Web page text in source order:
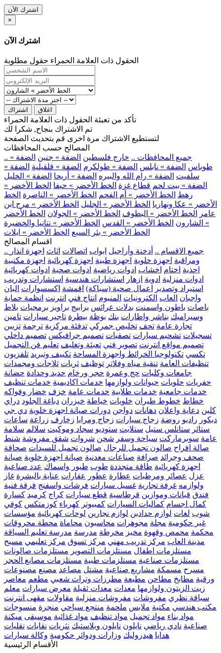
اشترك الآن
×
اشترك الآن
الحقول ذات العلامة الحمراء حقول مطلوبة
اشتراك اغلاق
تأكد من تعبئة الحقول ذات العلامة الحمراء
تم الاشتراك بنجاح, شكرا لك
لتستطيع الاشتراك مرة اخرى قم بتحديث الصفحة
المصالح حسب المحافظات
.. جميع المحافظات .. خارج فلسطين الضفة » جنين الضفة »
طوباس الضفة » نابلس الضفة » طولكرم الضفة » قلقيلية الضفة »
سلفيت الضفة » رام الله والبيره الضفة » أريحا الضفة » الخليل
الضفة » بيت لحم قطاع غزة الخط الأخضر » حيفا الخط الأخضر »
رهط الخط الأخضر » أم الفحم الخط الأخضر » الناصرة الخط
الأخضر » عكا ونهاريا الخط الأخضر » الجليل الخط الأخضر » مرج ابن
عامر
الخط الأخضر » البطوف الخط الأخضر » الجولان الخط الأخضر
» الشارون الخط الأخضر » القدس الخط الأخضر » نتانيا والخضيرة
الخط الأخضر » بئر السبع الخط الأخضر » ايلات
اقسام المصالح
.. جميع الاقسام .. أدخنة وأراجيل ابواب اتصالات اثاث اجهزة انذار
ومراقبة اجهزة خلوية اجهزة طبية اجهزة كهربائية اجهزة مكتبية
احذية اختام اخشاب ادوات رياضية ادوات صحية ادوات كهربائية
ادوات منزلية ادوية ازهار استشارات هندسية استشارات وتدريب
استيراد وتصدير
اعمال صحية (سباكة) اقمشة اكسسوارات البان
واجبان العاب الكترونيات المنيوم انتاج فني انترنت انظمة حماية
باصات باطون واسمنت بدلات عرائس برابيج براويز برمجيات بلاط
وسيراميك بناشر واطارات بنك بوظة بيطرة تاجير سيارات تامين
تجارة عامة تحف تخليص جمركي تدفئة مركزية ترجمة تزيين
تسجيلات تشحيم سيارات تصفيات تصميم جرافيكس تصميم داخلي
تصميم مواقع انترنت تصوير فني تعبئة وتغليف تعليم فن التجميل
تكسي تكنولوجيا الخرائط واجهزة المساحة تكييف وتبريد تلفزيون
تنظيفات العامة تنقية مياه وفلاتر توظيف ثريات ثلاجات ومجمدات
جامعات وكليات حج وعمرة حجر ورخام حديد وحدادة حضانة
حفريات حلويات حيوانات ولوازمها خدمات اكاديمية خدمات تنظيف
خدمات جامعية خدمات طلابية خدمات عامة خزف خضار وفواكه
خطاط خطوط طيران خلويات خياطة خيزران دباغة الجلود دراي
كلين دعاية واعلان دهانات دواجن دورات صيانة اجهزة خلوية دي جي
ديكور راديو روضة زجاج سيارات زجاج ومرايا زخارف زراعة ساعات
ستائر ستانلس ستيل ستلايت ستوديو سجاد وموكيت سلالم سلامة
عامة سوبرماركت سياحة وسفر شحن شروات شقق مفروشة شنط
صالة افراح صالون تجميل للرجال صالون تجميل للسيدات صحافة
صحف وجرائد صرافة صناعات معدنية صيانة اجهزة خلوية صيانة
اجهزة كهربائية طاقة متجددة طوب طيور واسماك عدد صناعية
عزل عصائر ومرطبات عطارة عطور عقارات عناية بالبشرة غاز
ولوازمه غرفة تجارية غسيل سيارات فرشات واسفنج فرقة فنية
فندق قبانات وموازين قرطاسية قطع سيارات كراج كرميد كسارة
كمال اجسام كماليات السيارات كمبيوتر كهرباء كوزمتكس كوفي
شوب لغات لوازم حدادين لوازم نجارين لوحات كهربائية مؤسسات
غير حكومية مجلة مجوهرات محاسبون محاماة محطة محروقات
محكمة محمص وقهوة مخبز مخرطة مدرسة مدرسة تعليم السياقة
مدينة العاب مركز تدريب مهني مركز تسوق مركز تعليمي مسبح
مستلزمات اطفال مستلزمات التصوير مستلزمات صالونات
مستلزمات صناعية مستلزمات طبية مستلزمات مصانع الحجر
مسرح مسمكة مشاريع صناعية مشتل مصاعد مصنع مصنوعات
ورقية مطابخ مطاحن مطبعة مطرزات وتراث شعبي مطعم معاصر
زيت الزيتون ولوازمها معدات معدات ثقيلة معرض سيارات معلم
سياقة نظري مفروشات مفروشات منزلية مقاولات مقهى انترنت
مكتب هندسي مكتبة ملابس ملحمة منتجع سياحي منجرة منسوجات
مواد بناء مواد تجميل مواد تنظيف مواد غذائية موسيقى ميكنة
صناعية نادي رياضي نايلون نايلون وبلاستيك نثريات نقابات نقليات
هدايا هيدروليك وزارات ودوائر حكومية وكالة سيارات
الأقسام الرئيسية